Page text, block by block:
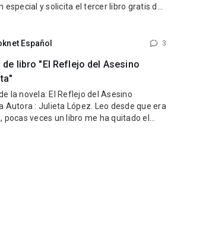
especial y solicita el tercer libro gratis de
es/collections/view?
Escribe
Español 3
de libro "El Reflejo del Asesino
la novela: El Reflejo del Asesino
Autora : Julieta López. Leo desde que era
pocas veces un libro me ha quitado el